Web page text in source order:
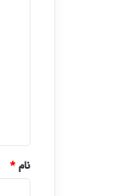
نام*